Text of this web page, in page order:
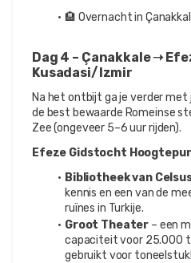
🏨 Overnacht in
Dag 4 – Çanakkale ➝
Kusadasi/Izmir
Na het ontbijt ga je verder met
de best bewaarde Romeinse
Zee (ongeveer 5–6 uur rijden).
Efeze Gidstocht
Bibliotheek van
kennis en een van de
ruïnes in Turkije.
Groot Theater – een
capaciteit voor 25.000
gebruikt voor